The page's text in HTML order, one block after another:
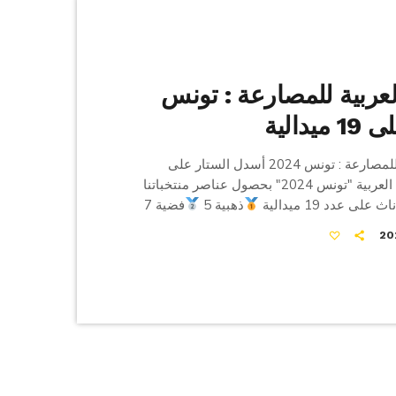
للمصارعة : تونس
البطولة العربية للمصارعة : تونس 2024 أسدل الستار على
فعاليات البطولة العربية "تونس 2024" بحصول عناصر منتخباتنا
عدد 19 ميدالية
ذهبية 5
فضية 7
على المرتبة الثانية و منتخب الحرة على